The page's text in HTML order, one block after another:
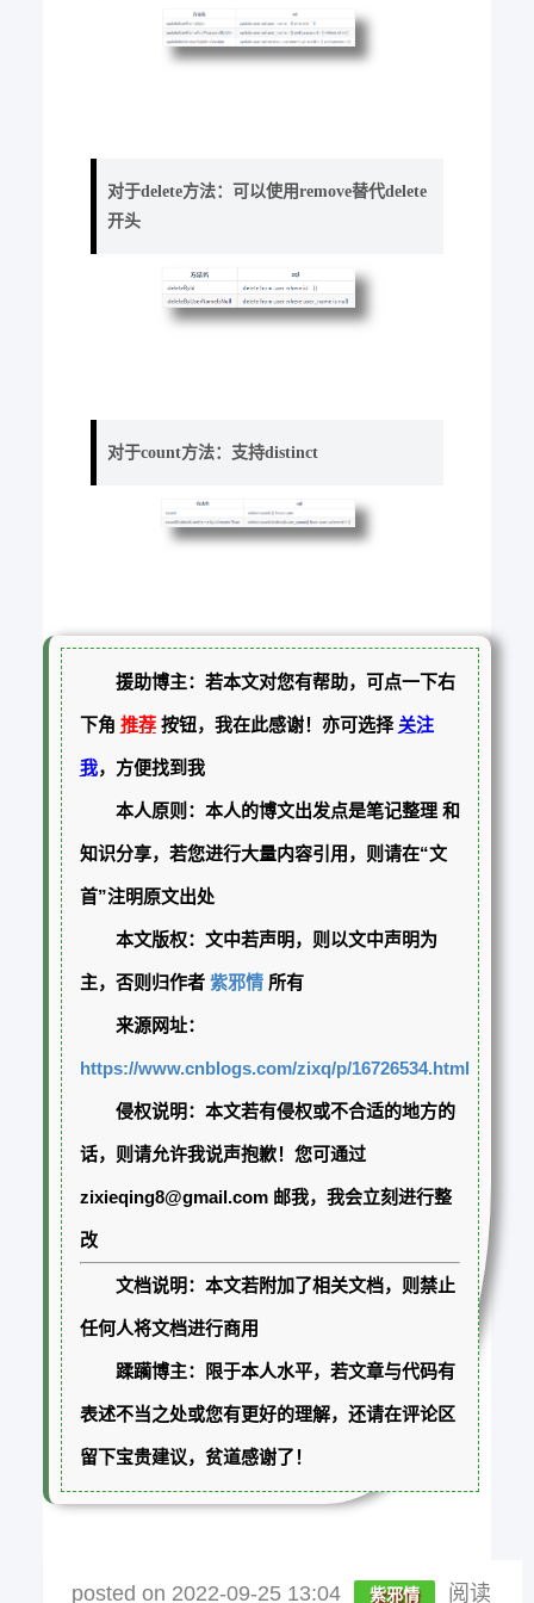
对于delete方法：可以使用remove替代delete
开头
对于count方法：支持distinct
援助博主：若本文对您有帮助，可点一下右
下角 推荐按钮，我在此感谢！亦可选择 关注
我，方便找到我
本人原则：本人的博文出发点是笔记整理 和
知识分享，若您进行大量内容引用，则请在“文
首”注明原文出处
本文版权：文中若声明，则以文中声明为
主，否则归作者 紫邪情所有
来源网址：
https://www.cnblogs.com/zixq/p/16726534.html
侵权说明：本文若有侵权或不合适的地方的
话，则请允许我说声抱歉！您可通过
zixieqing8@gmail.com 邮我，我会立刻进行整
改
文档说明：本文若附加了相关文档，则禁止
任何人将文档进行商用
蹂躏博主：限于本人水平，若文章与代码有
表述不当之处或您有更好的理解，还请在评论区
留下宝贵建议，贫道感谢了！
posted on 2022-09-25 13:04 紫邪情 阅读